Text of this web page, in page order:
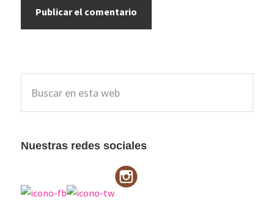
Barra
lateral
esta
Nuestras redes sociales